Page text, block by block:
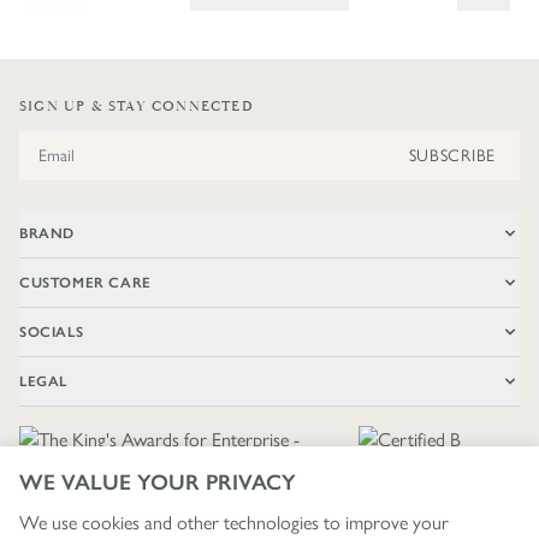
WE VALUE YOUR PRIVACY
We use cookies and other technologies to improve your
SIGN UP & STAY CONNECTED
Email Address SUBSCRIBE
BRAND
CUSTOMER CARE
SOCIALS
LEGAL